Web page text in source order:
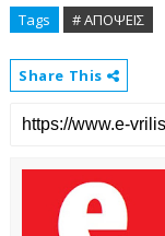
Tags # ΑΠΟΨΕΙΣ
Share This